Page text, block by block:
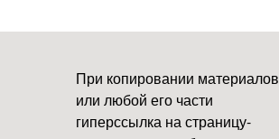
При копировании материалов
или любой его части
гиперссылка на страницу-